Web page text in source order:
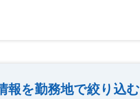
報を勤務地で絞り込む